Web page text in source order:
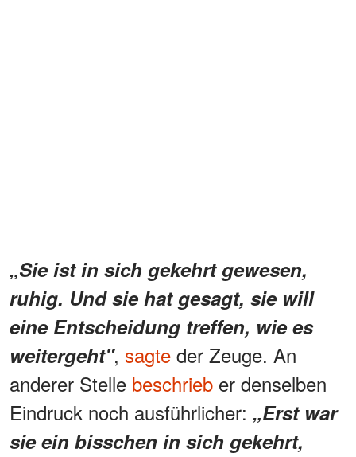
„Sie ist in sich gekehrt gewesen,
ruhig. Und sie hat gesagt, sie will
eine Entscheidung treffen, wie es
weitergeht", sagte der Zeuge. An
anderer Stelle beschrieb er denselben
Eindruck noch ausführlicher: „Erst war
sie ein bisschen in sich gekehrt,